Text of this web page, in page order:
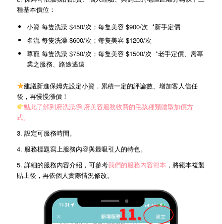
種基本價位：
小資 每隻洗澡 $450/次；每隻美容 $900/次 *新手定價
名流 每隻洗澡 $600/次；每隻美容 $1200/次
尊寵 每隻洗澡 $750/次；每隻美容 $1500/次 *老手定價、需專
業之服務、路途遙遠
建議新進保姆先設定小資，累積一定的評論數、增加客人信任
後，再慢慢漲價！
點此了解到府洗澡/到府美容服務收費的毛孩種類體型加價方
式。
3. 設定可服務時間。
4. 服務標題寫上服務內容與最吸引人的特色。
5. 詳細的服務內容介紹，可參考我們的服務內容範本 ，將範本複製
貼上後，再依個人實際情況修改。